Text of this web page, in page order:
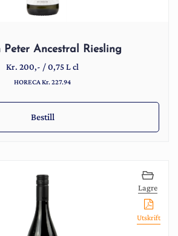
Bestill
Peter Ancestral Riesling
Kr. 200,- /0,75 L cl
HORECA Kr. 227.94
Utskrift
Lagre